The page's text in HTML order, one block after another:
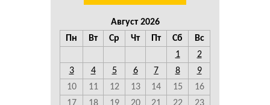
Август 2026
Пн
Вт Ср Чт Пт Сб
Вс
1
2
3
4 5 6 7 8
9
10
11 12 13 14 15
16